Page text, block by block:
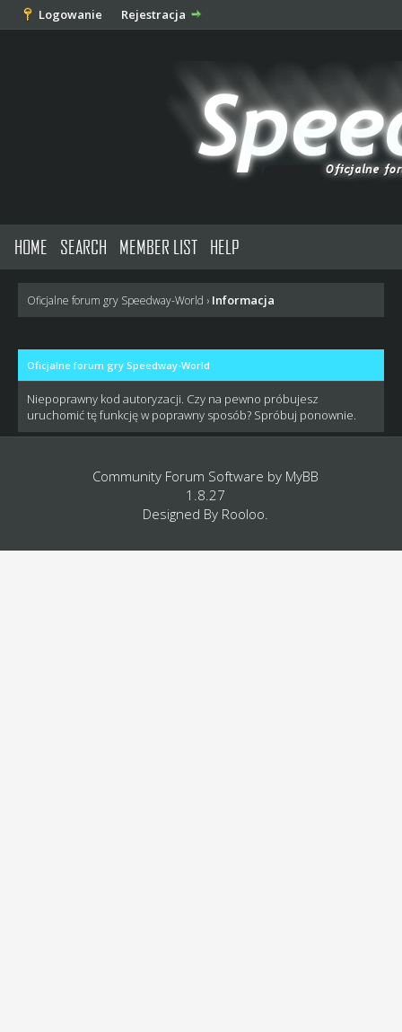
Logowanie Rejestracja
HOME SEARCH MEMBER LIST HELP
Oficjalne forum gry Speedway-World › Informacja
Oficjalne forum gry Speedway-World
Niepoprawny kod autoryzacji. Czy na pewno próbujesz
uruchomić tę funkcję w poprawny sposób? Spróbuj ponownie.
Community Forum Software by MyBB
1.8.27
Designed By Rooloo.